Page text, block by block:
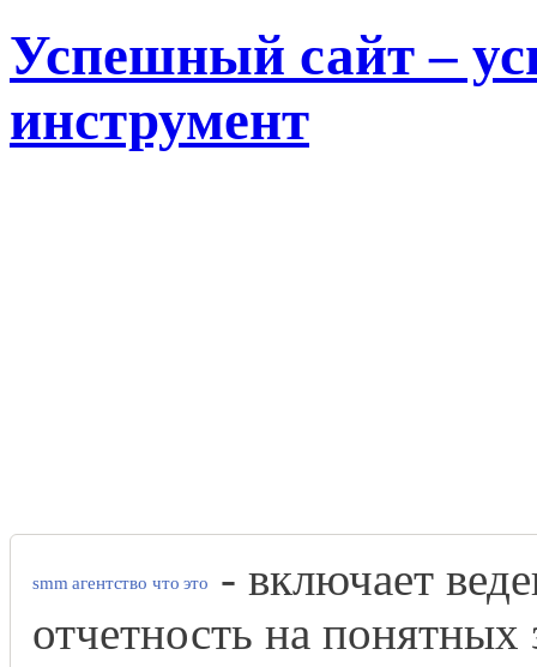
Успешный сайт –
инструмент
smm агентство что это
- включает
отчетность на понятных